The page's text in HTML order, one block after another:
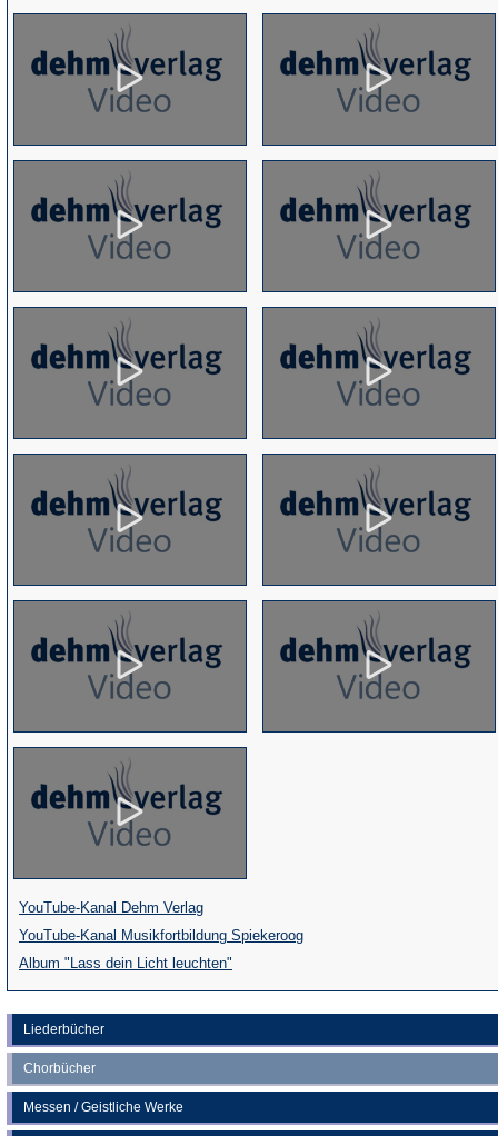
Liederbücher
Chorbücher
Messen / Geistliche Werke
YouTube-Kanal Dehm Verlag(Öffnet
in
einem
neuen
Tab)
YouTube-Kanal Musikfortbildung Spiekeroog(Öffnet
einem
neuen
Tab)
Album "Lass dein Licht leuchten"
in
einem
neuen